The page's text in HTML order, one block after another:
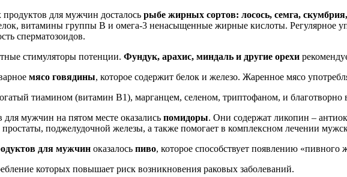
для мужчин досталось рыбе жирных сортов: лосось, семга,
витамины группы В и омега-3 ненасыщенные жирные кислоты. Регулярное
сперматозоидов.
стимуляторы потенции. Фундук, арахис, миндаль и другие орехи
мясо говядины, которое содержит белок и железо. Жаренное мясо
тиамином (витамин В1), марганцем, селеном, триптофаном, и
мужчин на пятом месте оказались помидоры. Они содержат ликопин –
простаты, поджелудочной железы, а также помогает в комплексном лечении
для мужчин оказалось пиво, которое способствует появлению «пивного
которых повышает риск возникновения раковых заболеваний.